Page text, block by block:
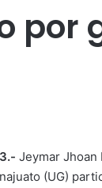
por
Jeymar Jhoan
(UG)